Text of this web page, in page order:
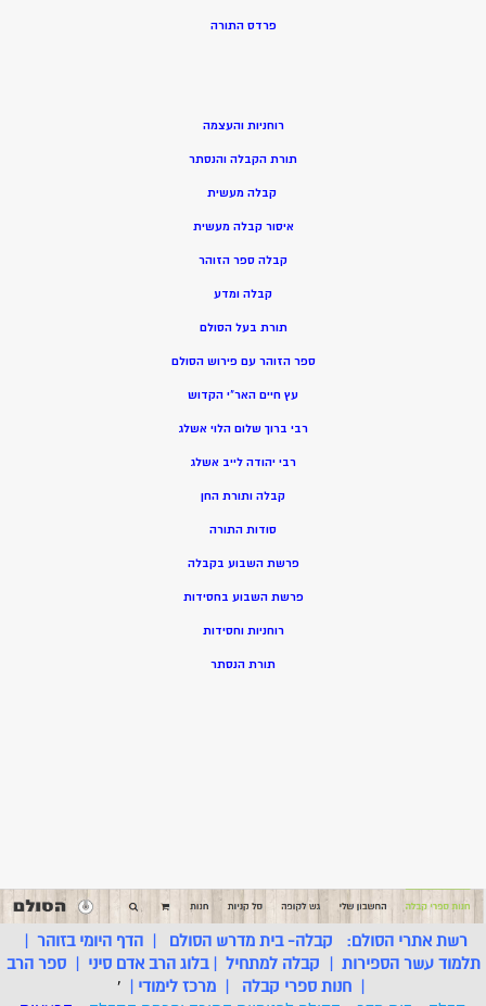
פרדס התורה
רוחניות והעצמה
תורת הקבלה והנסתר
קבלה מעשית
איסור קבלה מעשית
קבלה ספר הזוהר
קבלה ומדע
תורת בעל הסולם
ספר הזוהר עם פירוש הסולם
עץ חיים האר”י הקדוש
רבי ברוך שלום הלוי אשלג
רבי יהודה לייב אשלג
קבלה ותורת החן
סודות התורה
פרשת השבוע בקבלה
פרשת השבוע בחסידות
רוחניות וחסידות
תורת הנסתר
רשת אתרי הסולם: קבלה- בית מדרש הסולם |הדף היומי בזוהר
תלמוד עשר הספירות
קבלה למתחיל |בלוג הרב אדם סיני |ספר הרב
חנות ספרי קבלה מרכז לימודי
'